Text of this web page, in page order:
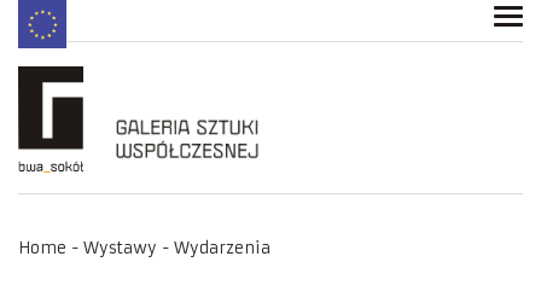
Home Wystawy Wydarzenia